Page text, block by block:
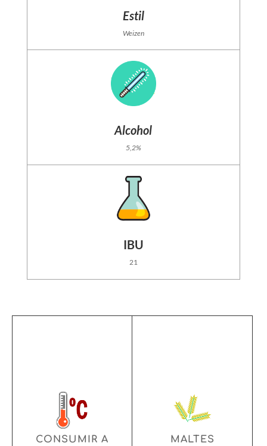
Estil
Weizen
Alcohol
5,2%
IBU
21
CONSUMIR A
CONSUMIR A
6 – 8ºC
MALTES
MALTES